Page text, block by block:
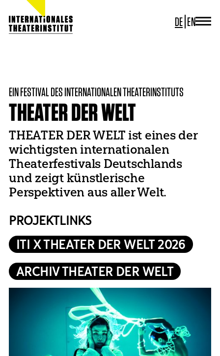
DE EN
EIN FESTIVAL DES INTERNATIONALEN THEATERINSTITUTS
THEATER DER WELT
THEATER DER WELT ist eines der
wichtigsten internationalen
Theaterfestivals Deutschlands
und zeigt künstlerische
Perspektiven aus aller Welt.
PROJEKTLINKS
ITI X THEATER DER WELT 2026
ARCHIV THEATER DER WELT